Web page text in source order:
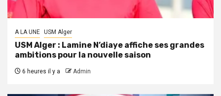
A LA UNE USM Alger
USM Alger : Lamine N’diaye affiche ses grandes
ambitions pour la nouvelle saison
6 heures il y a Admin